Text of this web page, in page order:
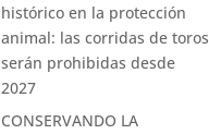
histórico en la protección
animal: las corridas de toros
serán prohibidas desde
2027
CONSERVANDO LA